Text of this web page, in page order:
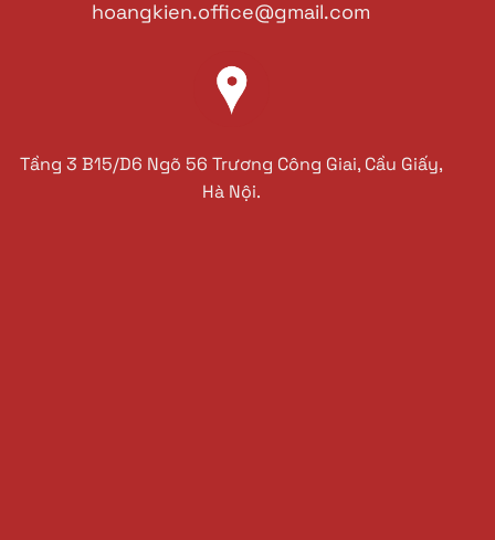
hoangkien.office@gmail.com
Tầng 3 B15/D6 Ngõ 56 Trương Công Giai, Cầu Giấy,
Hà Nội.